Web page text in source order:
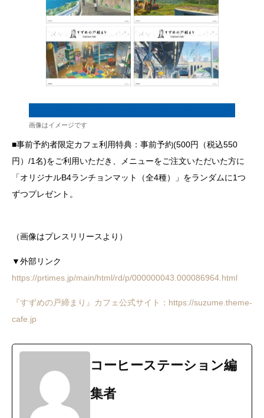
画像はイメージです
■事前予約者限定カフェ利用特典：事前予約(500円（税込550
円）/1名)をご利用いただき、メニューをご注文いただいた方に
「オリジナルB4ランチョンマット（全4種）」をランダムに1つ
ずつプレゼント。
（画像はプレスリリースより）
▼外部リンク
https://prtimes.jp/main/html/rd/p/000000043.000086964.html
『すずめの戸締まり』カフェ公式サイト：https://suzume.theme-
cafe.jp
コーヒーステーション編
集者